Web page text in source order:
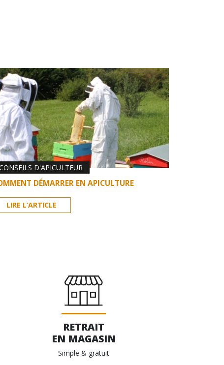
D'APICULTEUR
DÉMARRER EN APICULTURE
LIRE L’ARTICLE
RETRAIT
EN MAGASIN
Simple & gratuit